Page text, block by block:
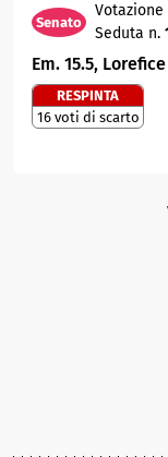
Senato
Votazione
Seduta n.
Em. 15.5,
RESPINTA
16 voti di scarto